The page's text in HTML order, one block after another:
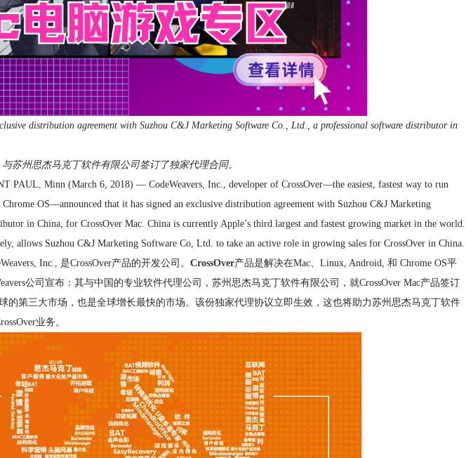
distribution agreement with Suzhou C&J Marketing Software Co., Ltd., a professional software distributor in
与苏州思杰马克丁软件有限公司签订了独家代理合同。
PAUL, Minn (March 6, 2018) — CodeWeavers, Inc., developer of CrossOver—the easiest, fastest way to run
OS—announced that it has signed an exclusive distribution agreement with Suzhou C&J Marketing
in China, for CrossOver Mac. China is currently Apple’s third largest and fastest growing market in the world.
allows Suzhou C&J Marketing Software Co, Ltd. to take an active role in growing sales for CrossOver in China.
Inc., 是CrossOver产品的开发公司。 CrossOver产品是解决在Mac、Linux, Android, 和 Chrome OS平
公司宣布：其与中国的专业软件代理公司，苏州思杰马克丁软件有限公司，就CrossOver Mac产品签订
的第三大市场，也是全球增长最快的市场。该份独家代理协议立即生效，这也将助力苏州思杰马克丁软件
业务。